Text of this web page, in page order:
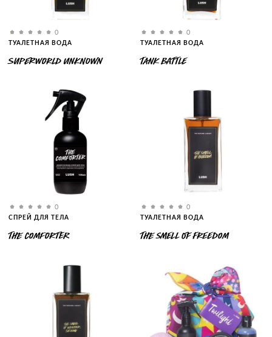
0
ТУАЛЕТНАЯ ВОДА
SUPERWORLD UNKNOWN
0
ТУАЛЕТНАЯ ВОДА
TANK BATTLE
0
СПРЕЙ ДЛЯ ТЕЛА
THE COMFORTER
0
ТУАЛЕТНАЯ ВОДА
THE SMELL OF FREEDOM